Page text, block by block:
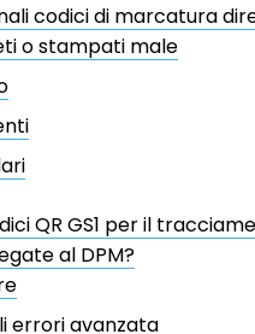
codici di marcatura
o stampati male
QR GS1 per il
al DPM?
errori avanzata